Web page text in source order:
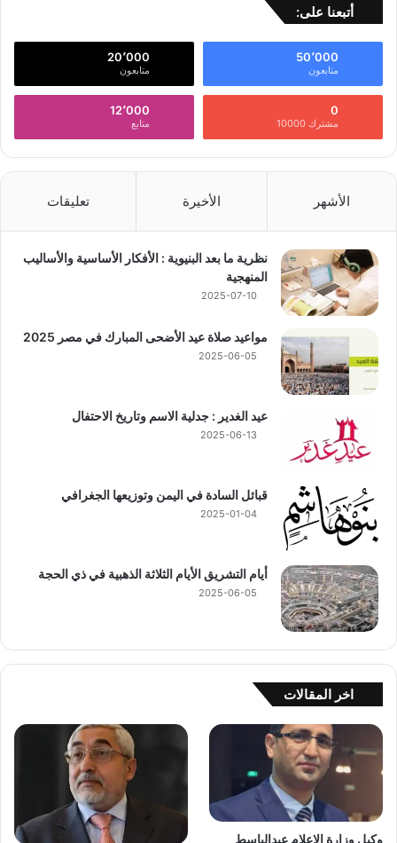
أتبعنا على:
50٬000
متابعون
20٬000
متابعون
0
مشترك 10000
12٬000
متابع
الأشهر الأخيرة تعليقات
نظرية ما بعد البنيوية : الأفكار الأساسية والأساليب
المنهجية
2025-07-10
مواعيد صلاة عيد الأضحى المبارك في مصر 2025
2025-06-05
عيد الغدير : جدلية الاسم وتاريخ الاحتفال
2025-06-13
قبائل السادة في اليمن وتوزيعها الجغرافي
2025-01-04
أيام التشريق الأيام الثلاثة الذهبية في ذي الحجة
2025-06-05
اخر المقالات
وكيل وزارة الإعلام عبدالباسط